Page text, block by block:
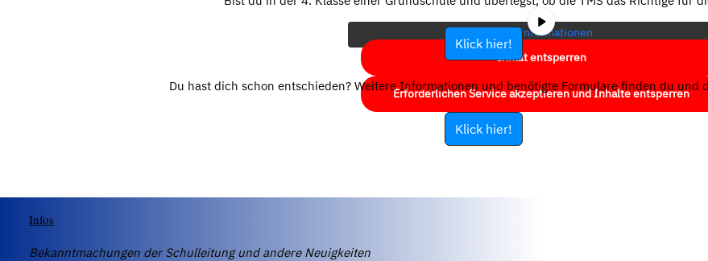
werden.
Mehr Informationen
Inhalt entsperren
Erforderlichen Service akzeptieren und Inhalte entsperren
Klick hier!
Du hast dich schon entschieden? Weitere Informationen und benötigte Formulare finden du und
Klick hier!
Infos
Bekanntmachungen der Schulleitung und andere Neuigkeiten